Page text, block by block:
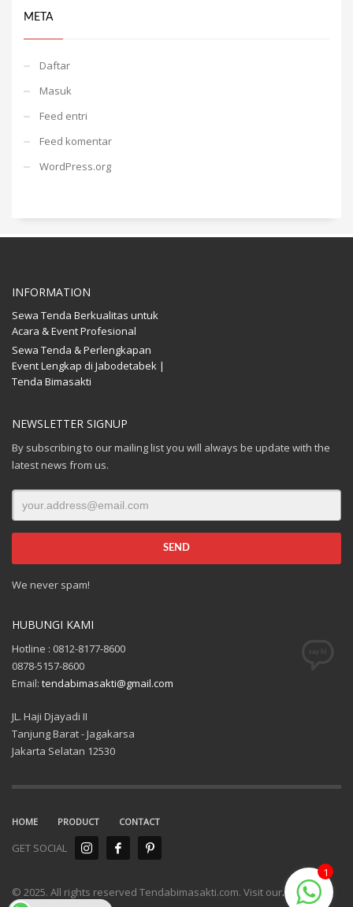
META
Daftar
Masuk
Feed entri
Feed komentar
WordPress.org
INFORMATION
Sewa Tenda Berkualitas untuk
Acara & Event Profesional
Sewa Tenda & Perlengkapan
Event Lengkap di Jabodetabek |
Tenda Bimasakti
NEWSLETTER SIGNUP
By subscribing to our mailing list you will always be update with the
latest news from us.
We never spam!
HUBUNGI KAMI
Hotline : 0812-8177-8600
0878-5157-8600
Email: tendabimasakti@gmail.com
JL. Haji Djayadi II
Tanjung Barat - Jagakarsa
Jakarta Selatan 12530
HOME PRODUCT CONTACT
GET SOCIAL
© 2025. All rights reserved Tendabimasakti.com. Visit our.
1